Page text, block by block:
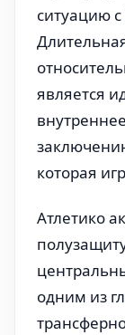
ситуацию
является
которая
Атлетико
одним из